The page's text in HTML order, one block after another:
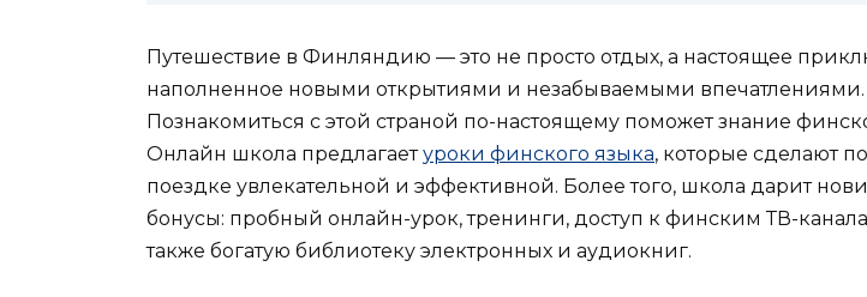
Путешествие в Финляндию — это не просто отдых, а настоящее
наполненное новыми открытиями и незабываемыми впечатлениями.
Познакомиться с этой страной по-настоящему поможет знание
Онлайн школа предлагаетуроки финского языка, которые сделают
поездке увлекательной и эффективной. Более того, школа дарит
бонусы: пробный онлайн-урок, тренинги, доступ к финским ТВ-
также богатую библиотеку электронных и аудиокниг.